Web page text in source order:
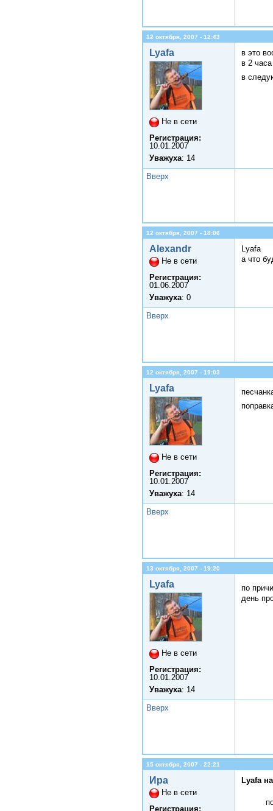
12 октября, 2007 - 12:43
Lyafa
Не в сети
Регистрация:
10.01.2007
Уважуха: 14
в это
в 2
в
Вверх
12 октября, 2007 - 18:06
Alexandr
Не в сети
Регистрация:
01.06.2007
Уважуха: 0
Lyafa
а что
Вверх
12 октября, 2007 - 19:03
Lyafa
Не в сети
Регистрация:
10.01.2007
Уважуха: 14
Вверх
13 октября, 2007 - 19:20
Lyafa
Не в сети
Регистрация:
10.01.2007
Уважуха: 14
по
день
Вверх
15 октября, 2007 - 22:21
Ира
Не в сети
Регистрация:
Lyafa